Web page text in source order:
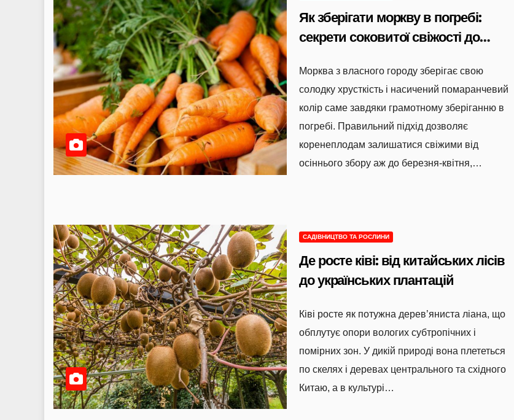
Як зберігати моркву в погребі:
секрети соковитої свіжості до
Морква з власного городу зберігає свою
солодку хрусткість і насичений помаранчевий
колір саме завдяки грамотному зберіганню в
погребі. Правильний підхід дозволяє
коренеплодам залишатися свіжими від
осіннього збору аж до березня-квітня,…
САДІВНИЦТВО ТА РОСЛИНИ
Де росте ківі: від китайських лісів
до українських плантацій
Ківі росте як потужна дерев’яниста ліана, що
обплутує опори вологих субтропічних і
помірних зон. У дикій природі вона плететься
по скелях і деревах центрального та східного
Китаю, а в культурі…